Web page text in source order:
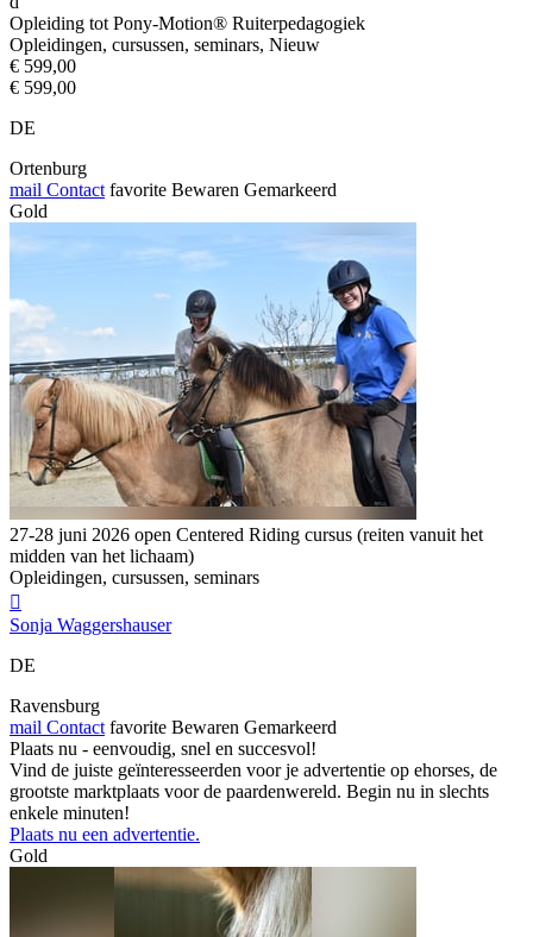
Opleiding tot Pony-Motion® Ruiterpedagogiek
Opleidingen, cursussen, seminars, Nieuw
€ 599,00
€ 599,00
DE
Ortenburg
mail Contact favorite Bewaren Gemarkeerd
Gold
27-28 juni 2026 open Centered Riding cursus (reiten vanuit het
midden van het lichaam)
Opleidingen, cursussen, seminars

Sonja Waggershauser
DE
Ravensburg
mail Contact favorite Bewaren Gemarkeerd
Plaats nu - eenvoudig, snel en succesvol!
Vind de juiste geïnteresseerden voor je advertentie op ehorses, de
grootste marktplaats voor de paardenwereld. Begin nu in slechts
enkele minuten!
Plaats nu een advertentie.
Gold